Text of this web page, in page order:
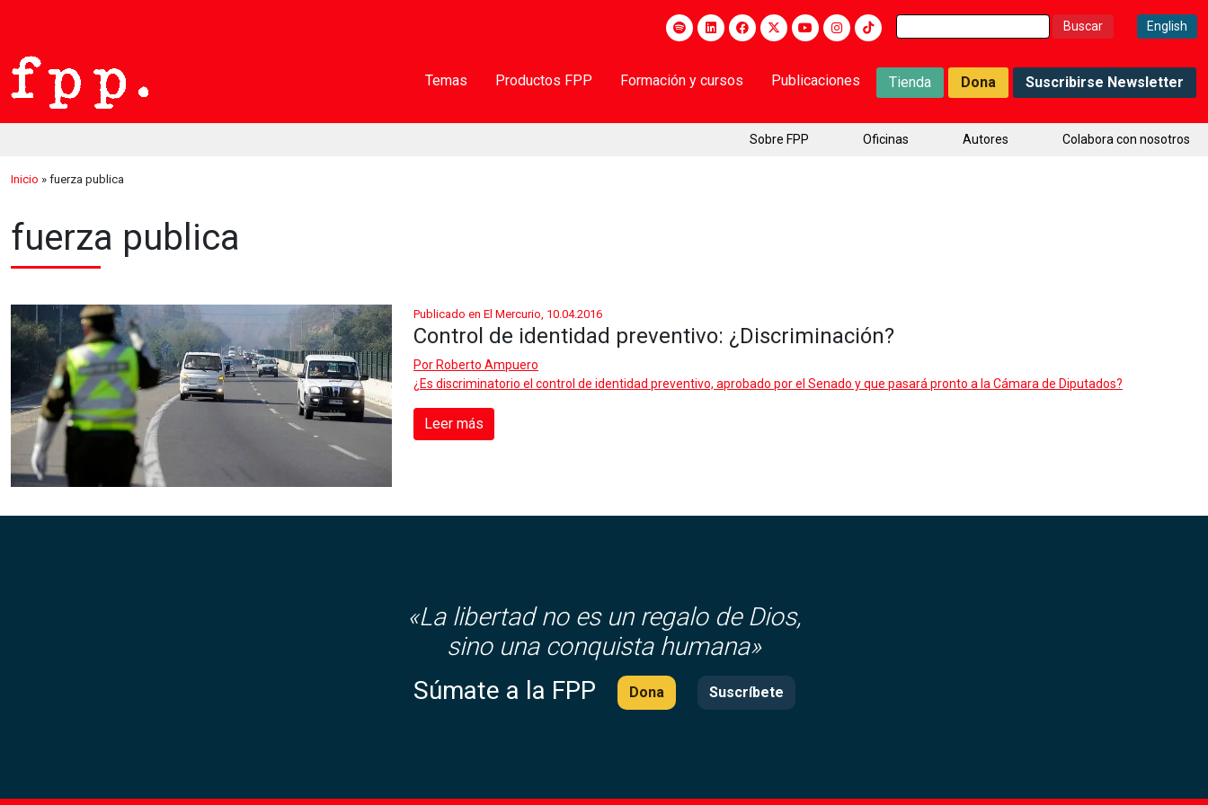
Buscar: English
Temas Productos FPP Formación y cursos Publicaciones Tienda Dona Suscribirse Newsletter
Sobre FPP Oficinas Autores Colabora con nosotros
Inicio » fuerza publica
fuerza publica
Publicado en El Mercurio, 10.04.2016
Control de identidad preventivo: ¿Discriminación?
Por Roberto Ampuero
¿Es discriminatorio el control de identidad preventivo, aprobado por el Senado y que pasará pronto a la Cámara de Diputados?
Leer más
«La libertad no es un regalo de Dios,
sino una conquista humana»
Súmate a la FPP
Dona Suscríbete